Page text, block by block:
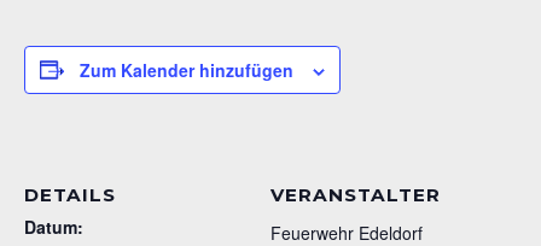
Zum Kalender hinzufügen
DETAILS
Datum:
VERANSTALTER
Feuerwehr Edeldorf